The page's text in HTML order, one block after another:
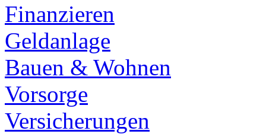
Finanzieren
Geldanlage
Bauen & Wohnen
Vorsorge
Versicherungen